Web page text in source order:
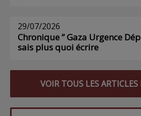
29/07/2026
Chronique ” Gaza Urgence
sais plus quoi écrire
VOIR TOUS LES ARTICLES